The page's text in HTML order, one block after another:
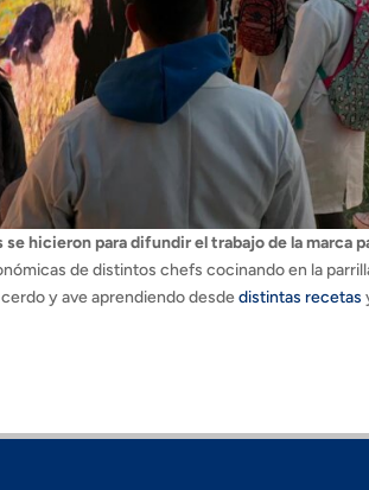
hicieron para difundir el trabajo de la marca
de distintos chefs cocinando en la
y ave aprendiendo desdedistintas recetas